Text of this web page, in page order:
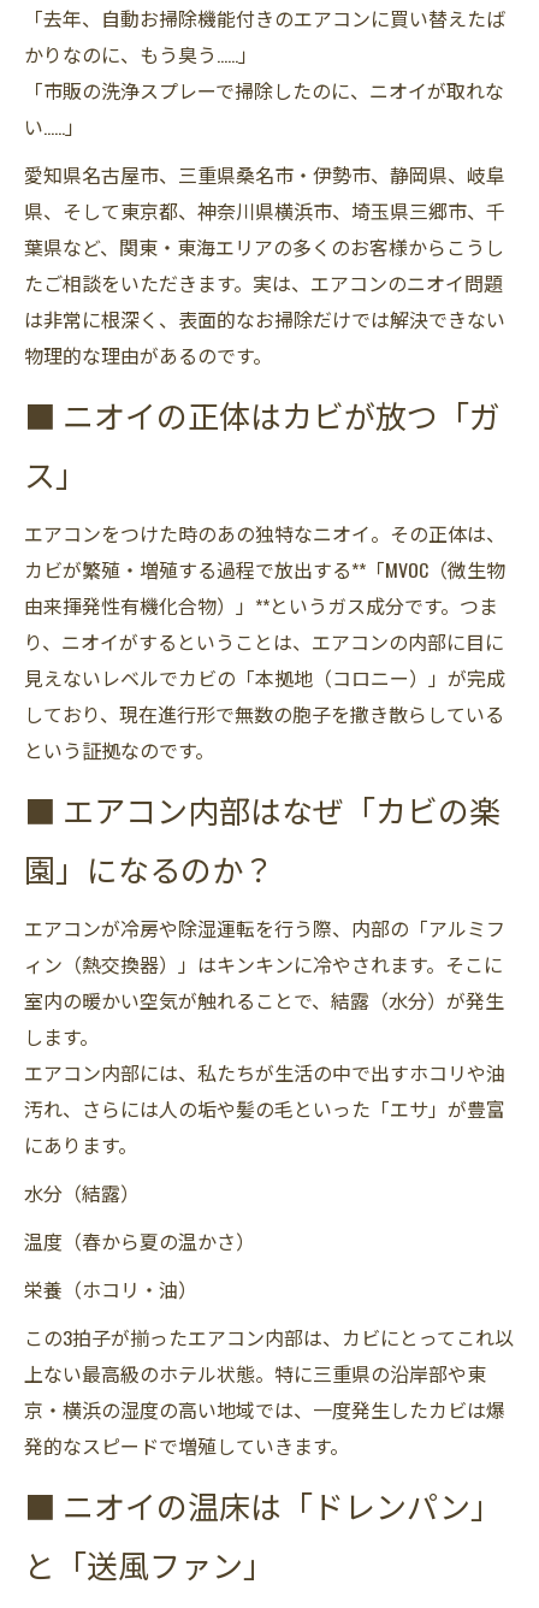
「去年、自動お掃除機能付きのエアコンに買い替えたば
かりなのに、もう臭う……」
「市販の洗浄スプレーで掃除したのに、ニオイが取れな
い……」
愛知県名古屋市、三重県桑名市・伊勢市、静岡県、岐阜
県、そして東京都、神奈川県横浜市、埼玉県三郷市、千
葉県など、関東・東海エリアの多くのお客様からこうし
たご相談をいただきます。実は、エアコンのニオイ問題
は非常に根深く、表面的なお掃除だけでは解決できない
物理的な理由があるのです。
■ ニオイの正体はカビが放つ「ガ
ス」
エアコンをつけた時のあの独特なニオイ。その正体は、
カビが繁殖・増殖する過程で放出する**「MVOC（微生物
由来揮発性有機化合物）」**というガス成分です。つま
り、ニオイがするということは、エアコンの内部に目に
見えないレベルでカビの「本拠地（コロニー）」が完成
しており、現在進行形で無数の胞子を撒き散らしている
という証拠なのです。
■ エアコン内部はなぜ「カビの楽
園」になるのか？
エアコンが冷房や除湿運転を行う際、内部の「アルミフ
ィン（熱交換器）」はキンキンに冷やされます。そこに
室内の暖かい空気が触れることで、結露（水分）が発生
します。
エアコン内部には、私たちが生活の中で出すホコリや油
汚れ、さらには人の垢や髪の毛といった「エサ」が豊富
にあります。
水分（結露）
温度（春から夏の温かさ）
栄養（ホコリ・油）
この3拍子が揃ったエアコン内部は、カビにとってこれ以
上ない最高級のホテル状態。特に三重県の沿岸部や東
京・横浜の湿度の高い地域では、一度発生したカビは爆
発的なスピードで増殖していきます。
■ ニオイの温床は「ドレンパン」
と「送風ファン」